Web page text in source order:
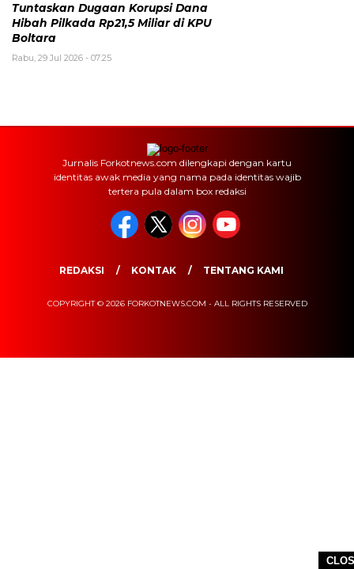
Tuntaskan Dugaan Korupsi Dana
Hibah Pilkada Rp21,5 Miliar di KPU
Boltara
Rabu, 29 Jul 2026 - 07:25
Jurnalis Forkotnews.com dilengkapi dengan kartu
identitas awak media yang nama pada identitas wajib
tertera pula dalam box redaksi
REDAKSI KONTAK TENTANG KAMI
COPYRIGHT © 2026 FORKOTNEWS.COM - ALL RIGHTS RESERVED